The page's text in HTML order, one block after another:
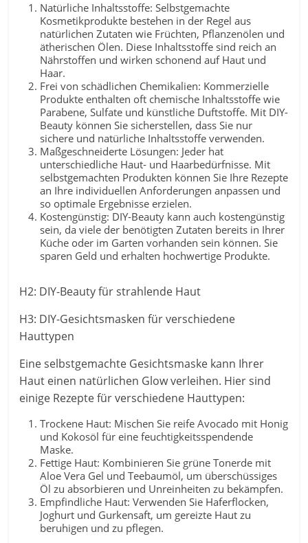
Natürliche Inhaltsstoffe: Selbstgemachte
Kosmetikprodukte bestehen in der Regel aus
natürlichen Zutaten wie Früchten, Pflanzenölen und
ätherischen Ölen. Diese Inhaltsstoffe sind reich an
Nährstoffen und wirken schonend auf Haut und
Haar.
Frei von schädlichen Chemikalien: Kommerzielle
Produkte enthalten oft chemische Inhaltsstoffe wie
Parabene, Sulfate und künstliche Duftstoffe. Mit DIY-
Beauty können Sie sicherstellen, dass Sie nur
sichere und natürliche Inhaltsstoffe verwenden.
Maßgeschneiderte Lösungen: Jeder hat
unterschiedliche Haut- und Haarbedürfnisse. Mit
selbstgemachten Produkten können Sie Ihre Rezepte
an Ihre individuellen Anforderungen anpassen und
so optimale Ergebnisse erzielen.
Kostengünstig: DIY-Beauty kann auch kostengünstig
sein, da viele der benötigten Zutaten bereits in Ihrer
Küche oder im Garten vorhanden sein können. Sie
sparen Geld und erhalten hochwertige Produkte.
H2: DIY-Beauty für strahlende Haut
H3: DIY-Gesichtsmasken für verschiedene
Hauttypen
Eine selbstgemachte Gesichtsmaske kann Ihrer
Haut einen natürlichen Glow verleihen. Hier sind
einige Rezepte für verschiedene Hauttypen:
Trockene Haut: Mischen Sie reife Avocado mit Honig
und Kokosöl für eine feuchtigkeitsspendende
Maske.
Fettige Haut: Kombinieren Sie grüne Tonerde mit
Aloe Vera Gel und Teebaumöl, um überschüssiges
Öl zu absorbieren und Unreinheiten zu bekämpfen.
Empfindliche Haut: Verwenden Sie Haferflocken,
Joghurt und Gurkensaft, um gereizte Haut zu
beruhigen und zu pflegen.